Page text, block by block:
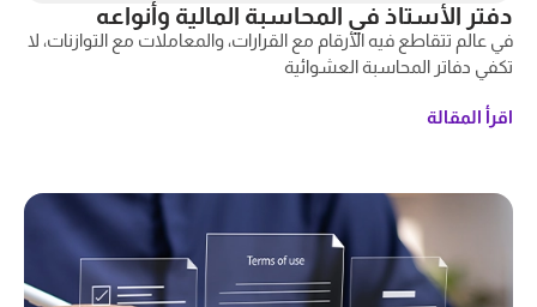
دفتر الأستاذ في المحاسبة المالية وأنواعه
في عالم تتقاطع فيه الأرقام مع القرارات، والمعاملات مع التوازنات، لا
تكفي دفاتر المحاسبة العشوائية
اقرأ المقالة